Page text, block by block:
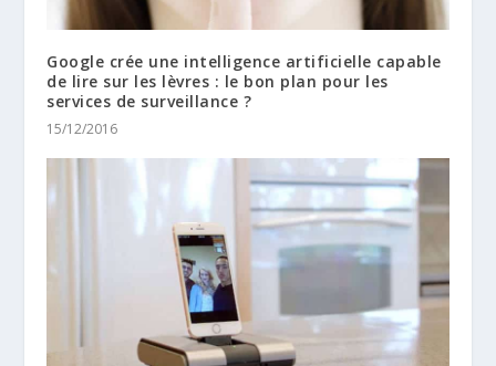
Google crée une intelligence artificielle capable
de lire sur les lèvres : le bon plan pour les
services de surveillance ?
15/12/2016